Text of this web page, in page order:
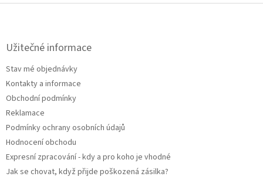
Z
Užitečné informace
Stav mé objednávky
Kontakty a informace
Obchodní podmínky
Reklamace
Podmínky ochrany osobních údajů
Hodnocení obchodu
Expresní zpracování - kdy a pro koho je vhodné
Jak se chovat, když přijde poškozená zásilka?